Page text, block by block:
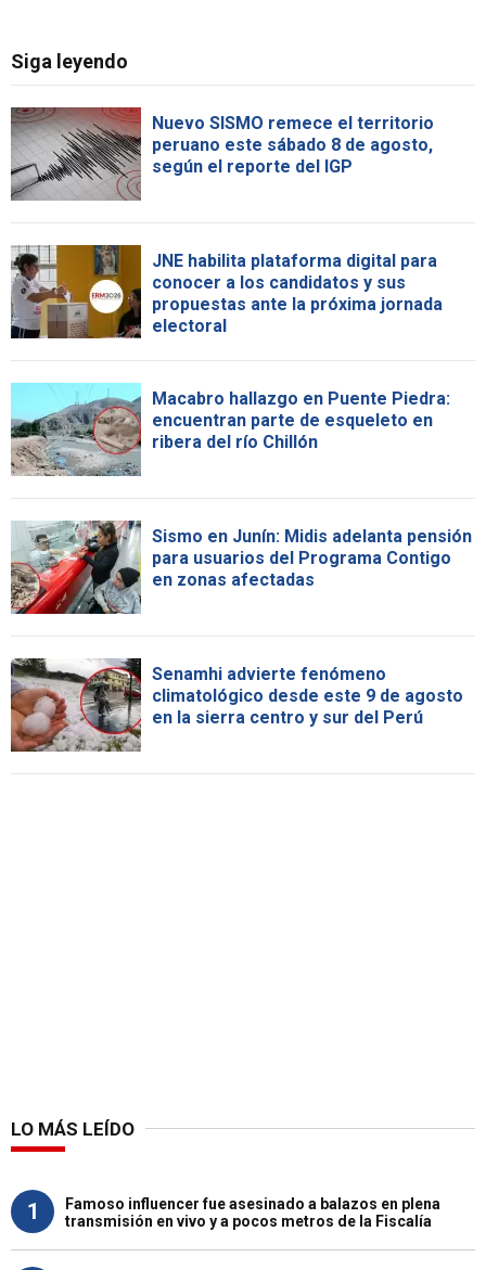
Siga leyendo
Nuevo SISMO remece el territorio
peruano este sábado 8 de agosto,
según el reporte del IGP
JNE habilita plataforma digital para
conocer a los candidatos y sus
propuestas ante la próxima jornada
electoral
Macabro hallazgo en Puente Piedra:
encuentran parte de esqueleto en
ribera del río Chillón
Sismo en Junín: Midis adelanta pensión
para usuarios del Programa Contigo
en zonas afectadas
Senamhi advierte fenómeno
climatológico desde este 9 de agosto
en la sierra centro y sur del Perú
LO MÁS LEÍDO
1
Famoso influencer fue asesinado a balazos en plena
transmisión en vivo y a pocos metros de la Fiscalía